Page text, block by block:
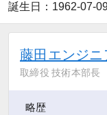
誕生日：1962-07-
藤田エンジ
取締役 技術本部長
略歴